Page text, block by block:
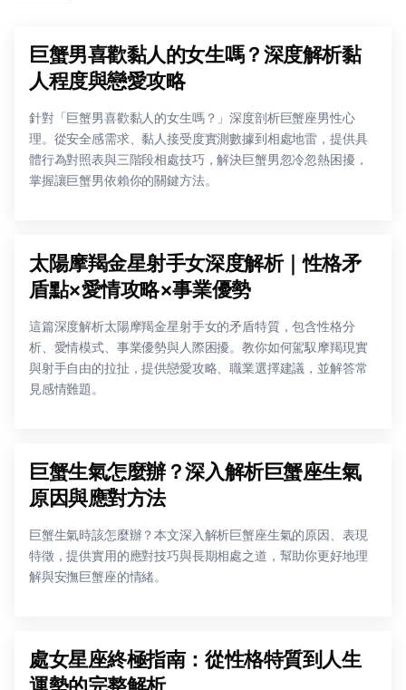
巨蟹男喜歡黏人的女生嗎？深度解析黏
人程度與戀愛攻略
針對「巨蟹男喜歡黏人的女生嗎？」深度剖析巨蟹座男性心
理。從安全感需求、黏人接受度實測數據到相處地雷，提供具
體行為對照表與三階段相處技巧，解決巨蟹男忽冷忽熱困擾，
掌握讓巨蟹男依賴你的關鍵方法。
太陽摩羯金星射手女深度解析｜性格矛
盾點×愛情攻略×事業優勢
這篇深度解析太陽摩羯金星射手女的矛盾特質，包含性格分
析、愛情模式、事業優勢與人際困擾。教你如何駕馭摩羯現實
與射手自由的拉扯，提供戀愛攻略、職業選擇建議，並解答常
見感情難題。
巨蟹生氣怎麼辦？深入解析巨蟹座生氣
原因與應對方法
巨蟹生氣時該怎麼辦？本文深入解析巨蟹座生氣的原因、表現
特徵，提供實用的應對技巧與長期相處之道，幫助你更好地理
解與安撫巨蟹座的情緒。
處女星座終極指南：從性格特質到人生
運勢的完整解析